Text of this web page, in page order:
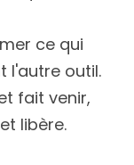
ce qui
l'autre outil.
fait venir,
libère.